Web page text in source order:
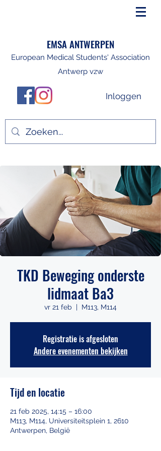
EMSA ANTWERPEN
European Medical Students' Association
Antwerp vzw
Inloggen
TKD Beweging onderste
lidmaat Ba3
vr 21 feb
  |
M113, M114
Registratie is afgesloten
Andere evenementen bekijken
Tijd en locatie
21 feb 2025, 14:15 – 16:00
M113, M114, Universiteitsplein 1, 2610
Antwerpen, België